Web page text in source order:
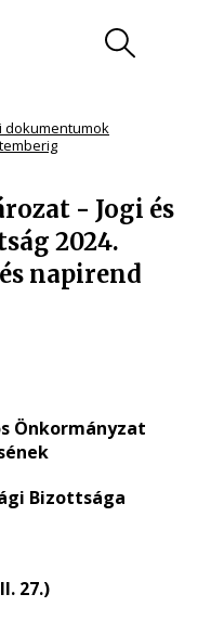
dokumentumok
- Jogi és
2024.
napirend
Önkormányzat
Bizottsága
27.)